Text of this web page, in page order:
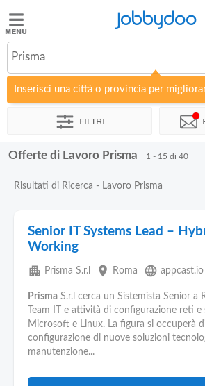
Jobbydoo
Offerte
di
lavoro
Elenco
Blog
Pubblica
Offerte
Jobbydoo
Prisma
Inserisci una città o provincia per
Filtri
Offerte di Lavoro Prisma 1 - 15 di 40
Risultati di Ricerca - Lavoro Prisma
Senior IT Systems Lead –
Working
apartment Prisma S.r.l place Roma language appcast.io
Prisma S.r.l cerca un Sistemista Senior a
Team IT e attività di configurazione reti
Microsoft e Linux. La figura si occuperà
configurazione di nuove soluzioni
manutenzione...